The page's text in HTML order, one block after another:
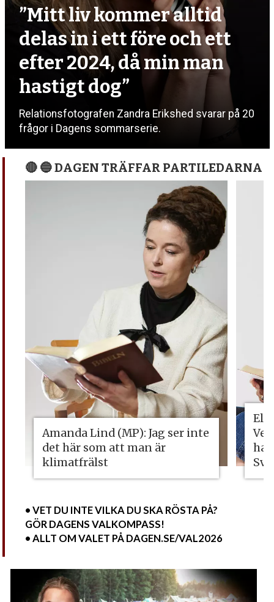
”Mitt liv kommer alltid
delas in i ett före och ett
efter 2024, då min man
hastigt dog”
Relationsfotografen Zandra Erikshed svarar på 20
frågor i Dagens sommarserie.
🔴 🔵 DAGEN TRÄFFAR PARTILEDARNA
Amanda Lind (MP): Jag ser inte
det här som att man är
klimatfrälst
ha
• VET DU INTE VILKA DU SKA RÖSTA PÅ?
GÖR DAGENS VALKOMPASS!
• ALLT OM VALET PÅ DAGEN.SE/VAL2026